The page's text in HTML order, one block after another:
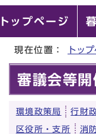
トップページ
現在位置： トッ
審議会等開
環境政策局 行財
区役所・支所 消